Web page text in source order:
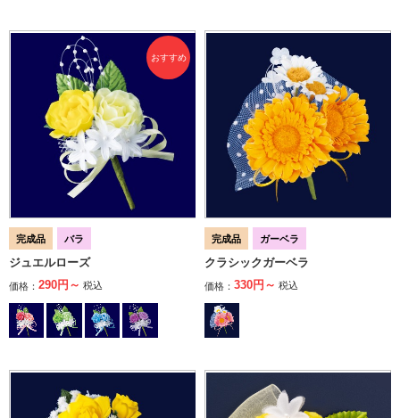
完成品 バラ
ジュエルローズ
価格： 290円～ 税込
完成品 ガーベラ
クラシックガーベラ
価格： 330円～ 税込